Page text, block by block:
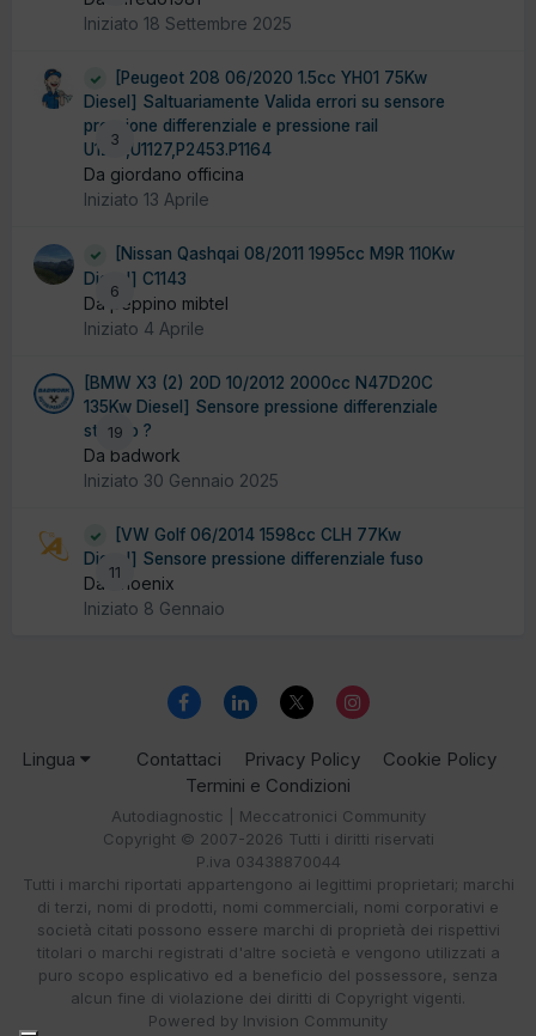
Iniziato 18 Settembre 2025
3
[Peugeot 208 06/2020 1.5cc YH01 75Kw
Diesel] Saltuariamente Valida errori su sensore
pressione differenziale e pressione rail
U121E,U1127,P2453.P1164
Da giordano officina
Iniziato 13 Aprile
6
[Nissan Qashqai 08/2011 1995cc M9R 110Kw
Diesel] C1143
Da peppino mibtel
Iniziato 4 Aprile
19
[BMW X3 (2) 20D 10/2012 2000cc N47D20C
135Kw Diesel] Sensore pressione differenziale
starato ?
Da badwork
Iniziato 30 Gennaio 2025
11
[VW Golf 06/2014 1598cc CLH 77Kw
Diesel] Sensore pressione differenziale fuso
Da Phoenix
Iniziato 8 Gennaio
Lingua Contattaci Privacy Policy
Cookie Policy
Termini e Condizioni
Autodiagnostic | Meccatronici Community
Copyright © 2007-2026 Tutti i diritti riservati
P.iva 03438870044
Tutti i marchi riportati appartengono ai legittimi proprietari; marchi
di terzi, nomi di prodotti, nomi commerciali, nomi corporativi e
società citati possono essere marchi di proprietà dei rispettivi
titolari o marchi registrati d'altre società e vengono utilizzati a
puro scopo esplicativo ed a beneficio del possessore, senza
alcun fine di violazione dei diritti di Copyright vigenti.
Powered by Invision Community